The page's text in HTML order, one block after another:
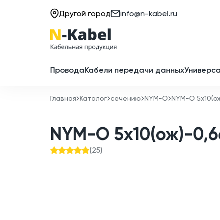
Другой город info@n-kabel.ru
ПроводаКабели передачи данных
Главная Каталог сечению NYM-O NYM-O
NYM-O 5x10(ож)-
(25)